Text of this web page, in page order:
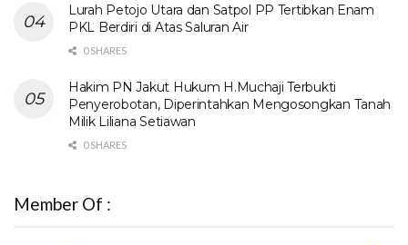
Lurah Petojo Utara dan Satpol PP Tertibkan Enam
PKL Berdiri di Atas Saluran Air
0 SHARES
Hakim PN Jakut Hukum H.Muchaji Terbukti
Penyerobotan, Diperintahkan Mengosongkan Tanah
Milik Liliana Setiawan
0 SHARES
Member Of :